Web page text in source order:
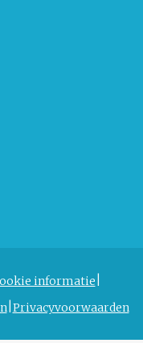
informatie
Privacyvoorwaarden